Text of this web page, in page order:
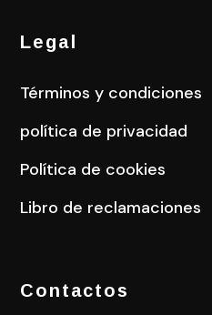
Legal
Términos y condiciones
política de privacidad
Política de cookies
Libro de reclamaciones
Contactos